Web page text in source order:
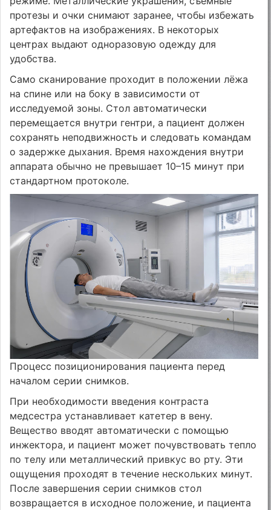
протезы и очки снимают заранее, чтобы избежать
артефактов на изображениях. В некоторых
центрах выдают одноразовую одежду для
удобства.
Само сканирование проходит в положении лёжа
на спине или на боку в зависимости от
исследуемой зоны. Стол автоматически
перемещается внутри гентри, а пациент должен
сохранять неподвижность и следовать командам
о задержке дыхания. Время нахождения внутри
аппарата обычно не превышает 10–15 минут при
стандартном протоколе.
Процесс позиционирования пациента перед
началом серии снимков.
При необходимости введения контраста
медсестра устанавливает катетер в вену.
Вещество вводят автоматически с помощью
инжектора, и пациент может почувствовать тепло
по телу или металлический привкус во рту. Эти
ощущения проходят в течение нескольких минут.
После завершения серии снимков стол
возвращается в исходное положение, и пациента